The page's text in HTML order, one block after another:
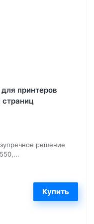
принтеров
страниц
решение